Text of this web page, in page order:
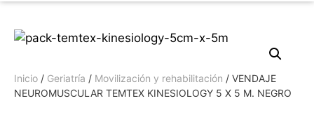
Inicio / Geriatría / Movilización y rehabilitación / VENDAJE
NEUROMUSCULAR TEMTEX KINESIOLOGY 5 X 5 M. NEGRO